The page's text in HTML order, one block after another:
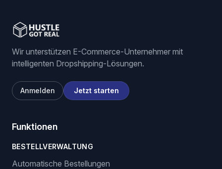
Wir unterstützen E-Commerce-Unternehmer mit
intelligenten Dropshipping-Lösungen.
Anmelden Jetzt starten
Funktionen
BESTELLVERWALTUNG
Automatische Bestellungen